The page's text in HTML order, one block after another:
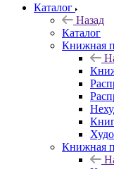
Каталог
Назад
Каталог
Книжная
Книжная